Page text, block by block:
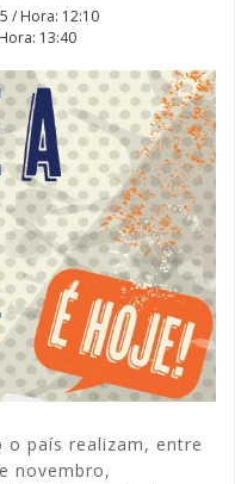
/ Hora: 12:10
13:40
o país realizam, entre
novembro,